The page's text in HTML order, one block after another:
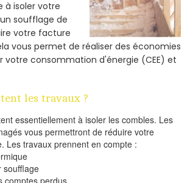
à isoler votre
soufflage de
votre facture
vous permet de réaliser des économies
votre consommation d'énergie (CEE) et
les travaux ?
essentiellement à isoler les combles. Les
vous permettront de réduire votre
Les travaux prennent en compte :
soufflage